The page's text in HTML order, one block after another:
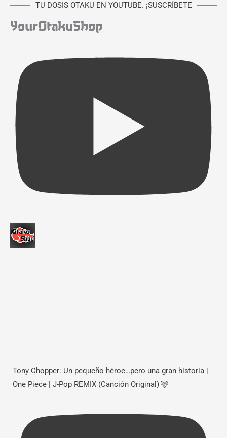
TU DOSIS OTAKU EN YOUTUBE. ¡SUSCRÍBETE
YourOtakuShop
Tony Chopper: Un pequeño héroe…pero una gran historia |
One Piece | J-Pop REMIX (Canción Original) 🦌